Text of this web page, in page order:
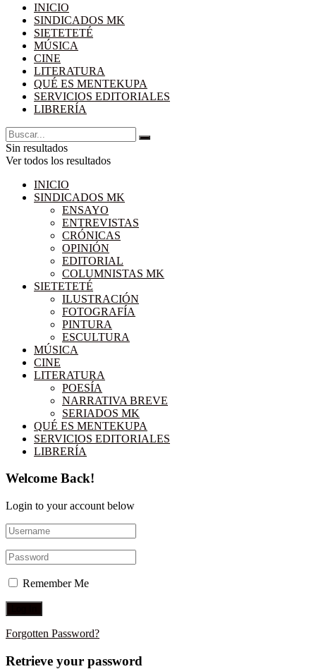
INICIO
SINDICADOS MK
SIETETETÉ
MÚSICA
CINE
LITERATURA
QUÉ ES MENTEKUPA
SERVICIOS EDITORIALES
LIBRERÍA
Sin resultados
Ver todos los resultados
INICIO
SINDICADOS MK
ENSAYO
ENTREVISTAS
CRÓNICAS
OPINIÓN
EDITORIAL
COLUMNISTAS MK
SIETETETÉ
ILUSTRACIÓN
FOTOGRAFÍA
PINTURA
ESCULTURA
MÚSICA
CINE
LITERATURA
POESÍA
NARRATIVA BREVE
SERIADOS MK
QUÉ ES MENTEKUPA
SERVICIOS EDITORIALES
LIBRERÍA
Welcome Back!
Login to your account below
Remember Me
Forgotten Password?
Retrieve your password